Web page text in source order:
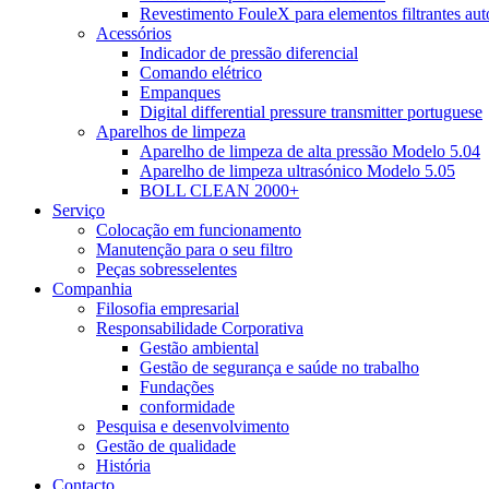
Revestimento FouleX para elementos filtrantes
Acessórios
Indicador de pressão diferencial
Comando elétrico
Empanques
Digital differential pressure transmitter portuguese
Aparelhos de limpeza
Aparelho de limpeza de alta pressão Modelo 5.04
Aparelho de limpeza ultrasónico Modelo 5.05
BOLL CLEAN 2000+
Serviço
Colocação em funcionamento
Manutenção para o seu filtro
Peças sobresselentes
Companhia
Filosofia empresarial
Responsabilidade Corporativa
Gestão ambiental
Gestão de segurança e saúde no trabalho
Fundações
conformidade
Pesquisa e desenvolvimento
Gestão de qualidade
História